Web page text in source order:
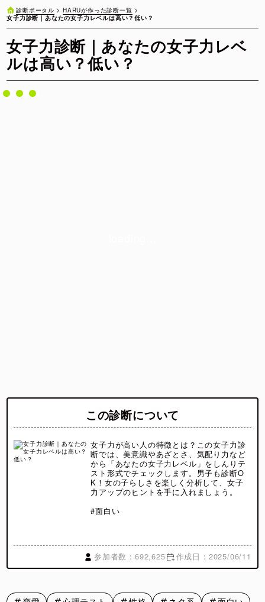
診断ポータル
HARUが作った診断一覧
女子力診断｜あなたの女子力レベルは高い？低い？
女子力診断｜あなたの女子力レベ
ルは高い？低い？
この診断について
女子力が高い人の特徴とは？この女子力診
断では、美意識やあざとさ、気配り力など
から「あなたの女子力レベル」をしんりテ
スト形式でチェックします。男子も診断O
K！女の子らしさを楽しく分析して、女子
力アップのヒントを手に入れましょう。
#面白い
参加者数：692,625 作成日：2025/06/11